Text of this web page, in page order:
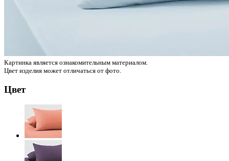
Картинка является ознакомительным материалом.
Цвет изделия может отличаться от фото.
Цвет